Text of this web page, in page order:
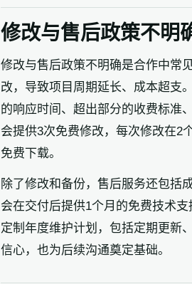
修改与售后政策不明
修改与售后政策不明确是合作中常
改，导致项目周期延长、成本超支
的响应时间、超出部分的收费标准
会提供3次免费修改，每次修改在2
免费下载。
除了修改和备份，售后服务还包括
会在交付后提供1个月的免费技术
定制年度维护计划，包括定期更新
信心，也为后续沟通奠定基础。